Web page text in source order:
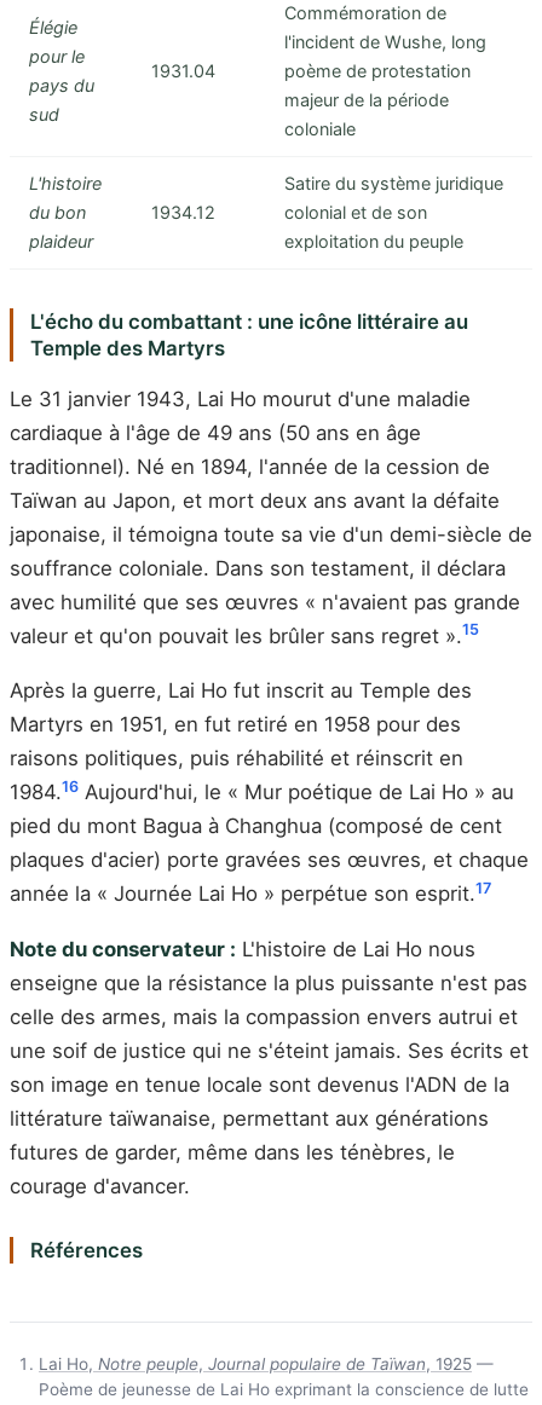
Élégie
pour le
pays du
sud
1931.04
Commémoration de
l'incident de Wushe, long
poème de protestation
majeur de la période
coloniale
L'histoire
du bon
plaideur
1934.12
Satire du système juridique
colonial et de son
exploitation du peuple
L'écho du combattant : une icône littéraire au
Temple des Martyrs
Le 31 janvier 1943, Lai Ho mourut d'une maladie
cardiaque à l'âge de 49 ans (50 ans en âge
traditionnel). Né en 1894, l'année de la cession de
Taïwan au Japon, et mort deux ans avant la défaite
japonaise, il témoigna toute sa vie d'un demi-siècle de
souffrance coloniale. Dans son testament, il déclara
avec humilité que ses œuvres « n'avaient pas grande
valeur et qu'on pouvait les brûler sans regret ».15
Après la guerre, Lai Ho fut inscrit au Temple des
Martyrs en 1951, en fut retiré en 1958 pour des
raisons politiques, puis réhabilité et réinscrit en
1984.16 Aujourd'hui, le « Mur poétique de Lai Ho » au
pied du mont Bagua à Changhua (composé de cent
plaques d'acier) porte gravées ses œuvres, et chaque
année la « Journée Lai Ho » perpétue son esprit.17
Note du conservateur : L'histoire de Lai Ho nous
enseigne que la résistance la plus puissante n'est pas
celle des armes, mais la compassion envers autrui et
une soif de justice qui ne s'éteint jamais. Ses écrits et
son image en tenue locale sont devenus l'ADN de la
littérature taïwanaise, permettant aux générations
futures de garder, même dans les ténèbres, le
courage d'avancer.
Références
Lai Ho, Notre peuple, Journal populaire de Taïwan, 1925 —
Poème de jeunesse de Lai Ho exprimant la conscience de lutte